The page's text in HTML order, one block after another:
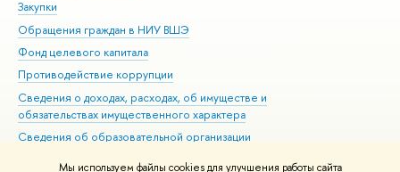
Мы используем файлы cookies для улучшения работы сайта
Закупки
Обращения граждан в НИУ ВШЭ
Фонд целевого капитала
Противодействие коррупции
Сведения о доходах, расходах, об имуществе и
обязательствах имущественного характера
Сведения об образовательной организации
Людям с ограниченными возможностями здоровья